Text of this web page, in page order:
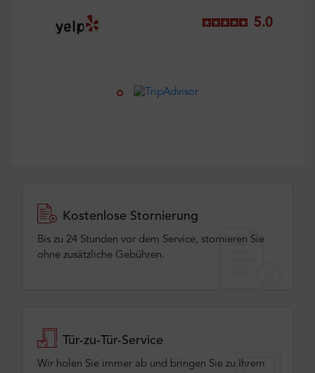
5.0
Kostenlose Stornierung
Bis zu 24 Stunden vor dem Service, stornieren Sie
ohne zusätzliche Gebühren.
Tür-zu-Tür-Service
Wir holen Sie immer ab und bringen Sie zu Ihrem